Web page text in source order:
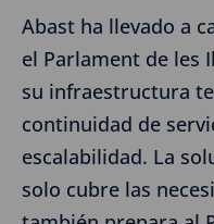
Abast ha llevado a
el Parlament de les
su infraestructura
continuidad de
escalabilidad. La
solo cubre las